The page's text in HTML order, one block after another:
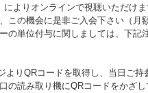
よりオンラインで視聴いただけ
この機会に是非ご入会下さい（月
の単位付与に関しましては、下記
りQRコードを取得し、当日ご持
読み取り機にQRコードをかざし